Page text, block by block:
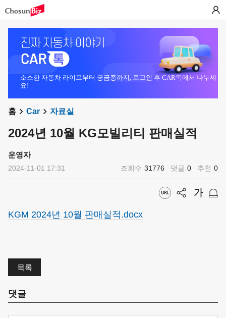
소소한 자동차 라이프부터 궁금증까지, 로그인 후 CAR톡에서 나누세
요!
홈 Car 자료실
2024년 10월 KG모빌리티 판매실적
운영자
2024-11-01 17:31 조회수 31776 댓글 0 추천 0
KGM 2024년 10월 판매실적.docx
목록
댓글